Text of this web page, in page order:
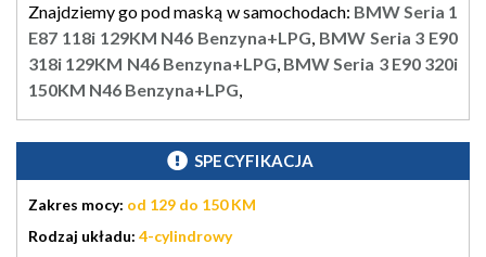
Znajdziemy go pod maską w samochodach: BMW Seria 1
E87 118i 129KM N46 Benzyna+LPG, BMW Seria 3 E90
318i 129KM N46 Benzyna+LPG, BMW Seria 3 E90 320i
150KM N46 Benzyna+LPG,
SPECYFIKACJA
Zakres mocy: od 129 do 150 KM
Rodzaj układu: 4-cylindrowy